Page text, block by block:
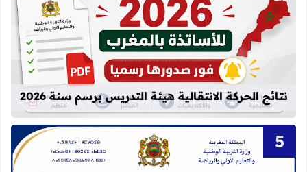
قراءة المزيد عن نتائج الحركة
نتائج الحركة الانتقالية هيئة التدريس برسم سنة 2026